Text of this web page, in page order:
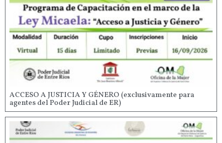
ACCESO A JUSTICIA Y GÉNERO (exclusivamente para
agentes del Poder Judicial de ER)